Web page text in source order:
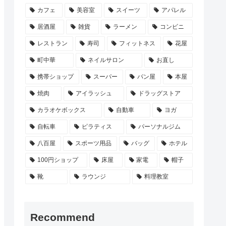
カフェ 美容室 スイーツ アパレル
居酒屋 雑貨 ラーメン コンビニ
レストラン 寿司 フィットネス 花屋
町中華 ネイルサロン お直し
携帯ショップ スーパー パン屋 本屋
焼肉 アイラッシュ ドラッグストア
カラオケボックス 自動車 ヨガ
自転車 ピラティス パーソナルジム
八百屋 スポーツ用品 バッグ ホテル
100円ショップ 床屋 家電 帽子
靴 ラウンジ 料理教室
Recommend